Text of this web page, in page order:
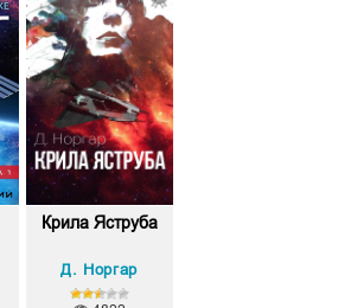
Крила Яструба
Д. Норгар